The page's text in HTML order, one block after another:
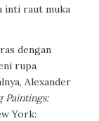
inti raut muka
dengan
rupa
Alexander
Paintings:
York: